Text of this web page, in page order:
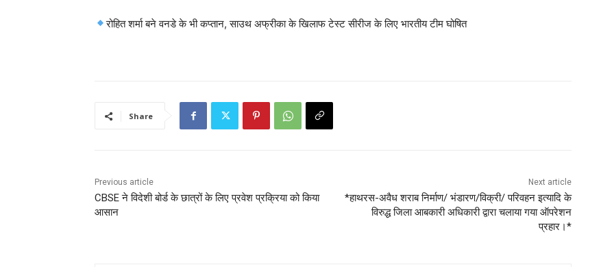
रोहित शर्मा बने वनडे के भी कप्तान, साउथ अफ्रीका के खिलाफ टेस्ट सीरीज के लिए भारतीय टीम घोषित
Share
Previous article
CBSE ने विदेशी बोर्ड के छात्रों के लिए प्रवेश प्रक्रिया को किया
आसान
Next article
*हाथरस-अवैध शराब निर्माण/ भंडारण/विक्री/ परिवहन इत्यादि के
विरुद्ध जिला आबकारी अधिकारी द्वारा चलाया गया ऑपरेशन
प्रहार।*